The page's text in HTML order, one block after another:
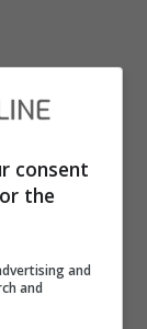
consent
the
and
and